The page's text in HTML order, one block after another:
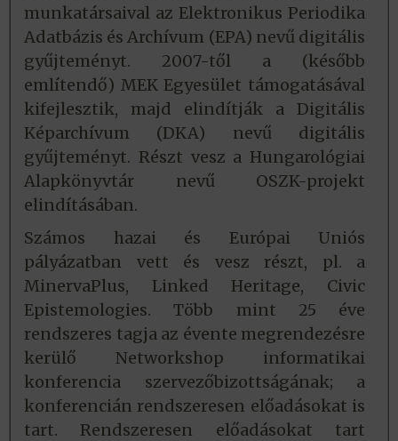
munkatársaival az Elektronikus Periodika
Adatbázis és Archívum (EPA) nevű digitális
gyűjteményt. 2007-től a (később
említendő) MEK Egyesület támogatásával
kifejlesztik, majd elindítják a Digitális
Képarchívum (DKA) nevű digitális
gyűjteményt. Részt vesz a Hungarológiai
Alapkönyvtár nevű OSZK-projekt
elindításában.
Számos hazai és Európai Uniós
pályázatban vett és vesz részt, pl. a
MinervaPlus, Linked Heritage, Civic
Epistemologies. Több mint 25 éve
rendszeres tagja az évente megrendezésre
kerülő Networkshop informatikai
konferencia szervezőbizottságának; a
konferencián rendszeresen előadásokat is
tart. Rendszeresen előadásokat tart